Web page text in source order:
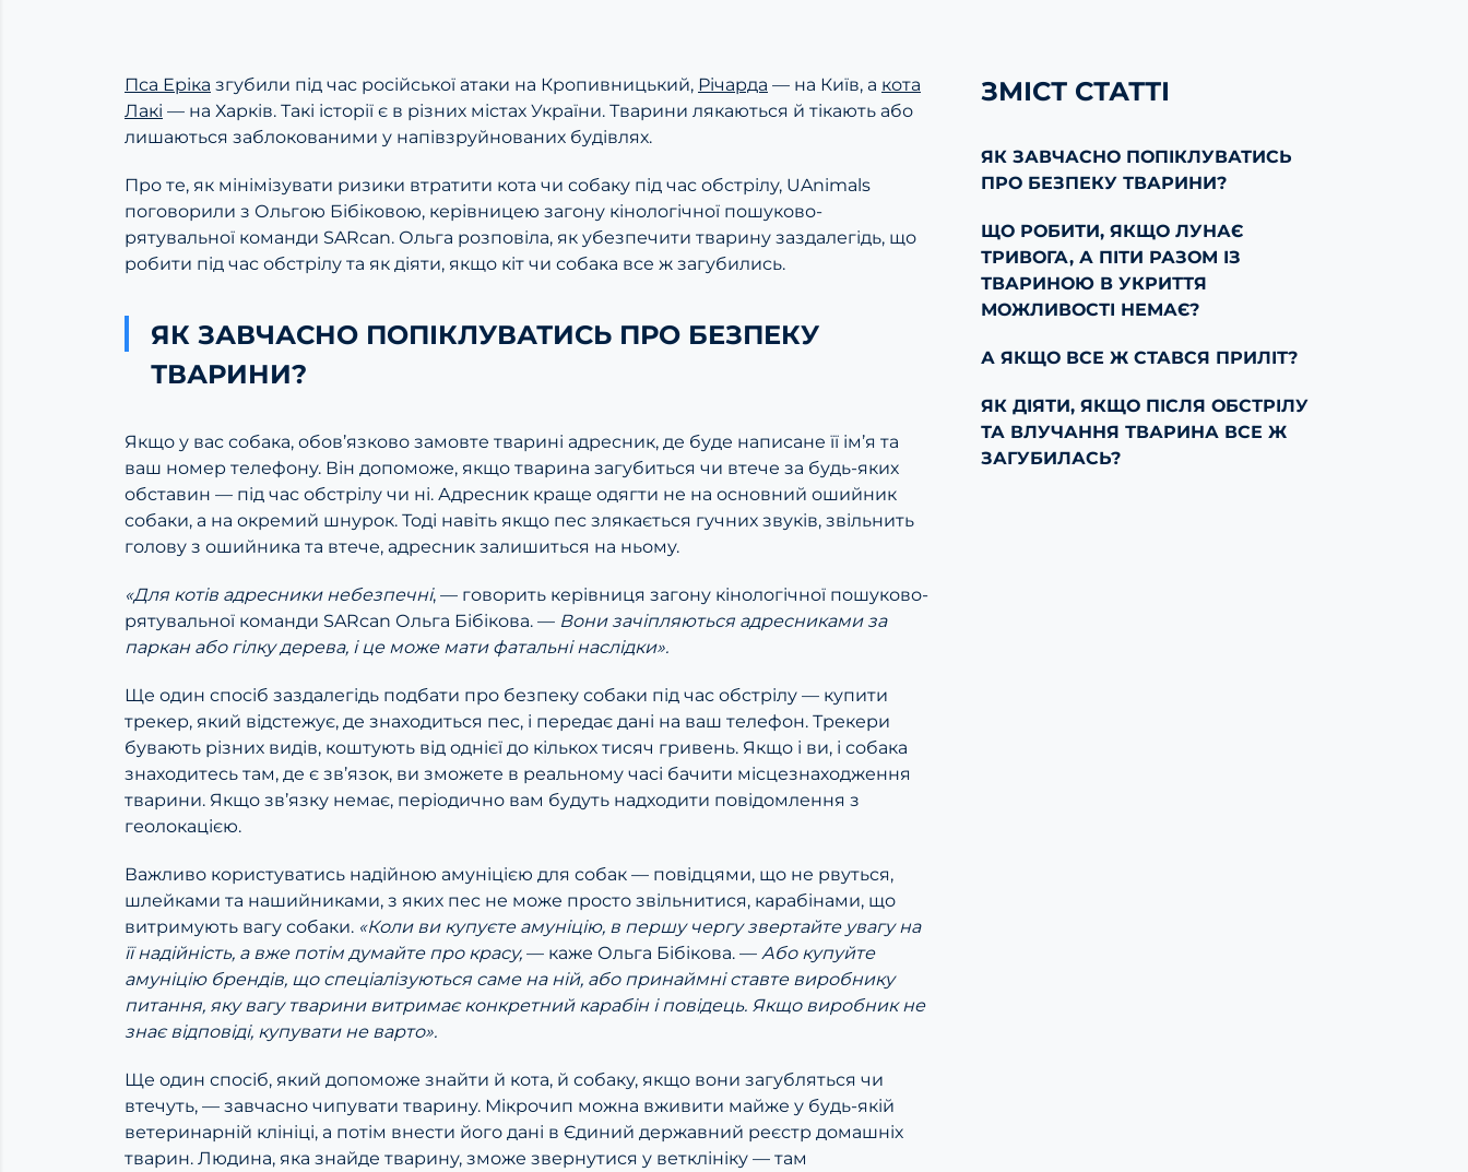
Пса Еріка згубили під час російської атаки на Кропивницький, Річарда — на Київ, а кота
Лакі — на Харків. Такі історії є в різних містах України. Тварини лякаються й тікають або
лишаються заблокованими у напівзруйнованих будівлях.
Про те, як мінімізувати ризики втратити кота чи собаку під час обстрілу, UAnimals
поговорили з Ольгою Бібіковою, керівницею загону кінологічної пошуково-
рятувальної команди SARcan. Ольга розповіла, як убезпечити тварину заздалегідь, що
робити під час обстрілу та як діяти, якщо кіт чи собака все ж загубились.
ЯК ЗАВЧАСНО ПОПІКЛУВАТИСЬ ПРО БЕЗПЕКУ
ТВАРИНИ?
Якщо у вас собака, обов’язково замовте тварині адресник, де буде написане її ім’я та
ваш номер телефону. Він допоможе, якщо тварина загубиться чи втече за будь-яких
обставин — під час обстрілу чи ні. Адресник краще одягти не на основний ошийник
собаки, а на окремий шнурок. Тоді навіть якщо пес злякається гучних звуків, звільнить
голову з ошийника та втече, адресник залишиться на ньому.
«Для котів адресники небезпечні, — говорить керівниця загону кінологічної пошуково-
рятувальної команди SARcan Ольга Бібікова. — Вони зачіпляються адресниками за
паркан або гілку дерева, і це може мати фатальні наслідки».
Ще один спосіб заздалегідь подбати про безпеку собаки під час обстрілу — купити
трекер, який відстежує, де знаходиться пес, і передає дані на ваш телефон. Трекери
бувають різних видів, коштують від однієї до кількох тисяч гривень. Якщо і ви, і собака
знаходитесь там, де є зв’язок, ви зможете в реальному часі бачити місцезнаходження
тварини. Якщо зв’язку немає, періодично вам будуть надходити повідомлення з
геолокацією.
Важливо користуватись надійною амуніцією для собак — повідцями, що не рвуться,
шлейками та нашийниками, з яких пес не може просто звільнитися, карабінами, що
витримують вагу собаки. «Коли ви купуєте амуніцію, в першу чергу звертайте увагу на
її надійність, а вже потім думайте про красу, — каже Ольга Бібікова. — Або купуйте
амуніцію брендів, що спеціалізуються саме на ній, або принаймні ставте виробнику
питання, яку вагу тварини витримає конкретний карабін і повідець. Якщо виробник не
знає відповіді, купувати не варто».
Ще один спосіб, який допоможе знайти й кота, й собаку, якщо вони загубляться чи
втечуть, — завчасно чипувати тварину. Мікрочип можна вживити майже у будь-якій
ветеринарній клініці, а потім внести його дані в Єдиний державний реєстр домашніх
тварин. Людина, яка знайде тварину, зможе звернутися у ветклініку — там
ЗМІСТ СТАТТІ
ЯК ЗАВЧАСНО ПОПІКЛУВАТИСЬ
ПРО БЕЗПЕКУ ТВАРИНИ?
ЩО РОБИТИ, ЯКЩО ЛУНАЄ
ТРИВОГА, А ПІТИ РАЗОМ ІЗ
ТВАРИНОЮ В УКРИТТЯ
МОЖЛИВОСТІ НЕМАЄ?
А ЯКЩО ВСЕ Ж СТАВСЯ ПРИЛІТ?
ЯК ДІЯТИ, ЯКЩО ПІСЛЯ ОБСТРІЛУ
ТА ВЛУЧАННЯ ТВАРИНА ВСЕ Ж
ЗАГУБИЛАСЬ?